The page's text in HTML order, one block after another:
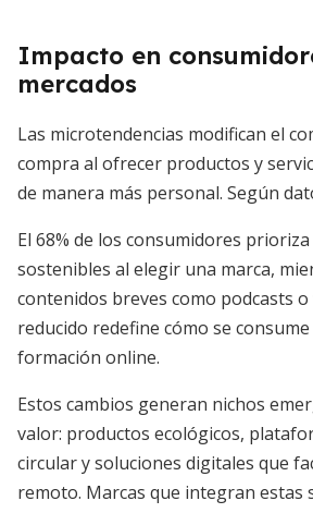
Impacto en
mercados
Las microtendencias modifican el
compra al ofrecer productos y
de manera más personal. Según
El 68% de los consumidores
sostenibles al elegir una marca,
contenidos breves como podcasts
reducido redefine cómo se
formación online.
Estos cambios generan nichos
valor: productos ecológicos,
circular y soluciones digitales que
remoto. Marcas que integran estas